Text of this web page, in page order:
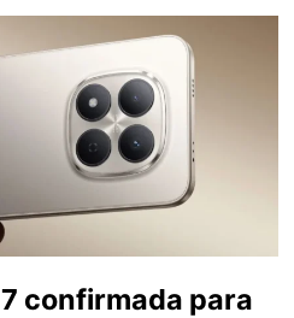
confirmada para